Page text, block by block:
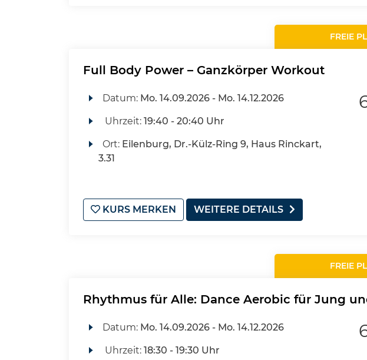
FREIE
Full Body Power – Ganzkörper Workout
Datum: Mo. 14.09.2026 - Mo. 14.12.2026
Uhrzeit: 19:40 - 20:40 Uhr
Ort: Eilenburg, Dr.-Külz-Ring 9, Haus Rinckart,
3.31
KURS MERKEN WEITERE DETAILS
FREIE
Rhythmus für Alle: Dance Aerobic für Jung
Datum: Mo. 14.09.2026 - Mo. 14.12.2026
Uhrzeit: 18:30 - 19:30 Uhr